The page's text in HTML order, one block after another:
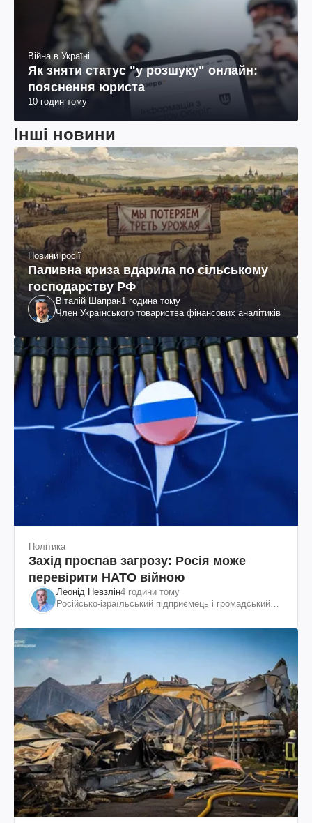
Війна в Україні
Як зняти статус "у розшуку" онлайн:
пояснення юриста
10 годин тому
Інші новини
Новини росії
Паливна криза вдарила по сільському
господарству РФ
Віталій Шапран1 година тому
Член Українського товариства фінансових аналітиків
Політика
Захід проспав загрозу: Росія може
перевірити НАТО війною
Леонід Невзлін4 години тому
Російсько-ізраїльський підприємець і громадський